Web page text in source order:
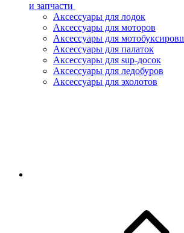
и запчасти
Аксессуары для лодок
Аксессуары для моторов
Аксессуары для
Аксессуары для палаток
Аксессуары для sup-досок
Аксессуары для ледобуров
Аксессуары для эхолотов